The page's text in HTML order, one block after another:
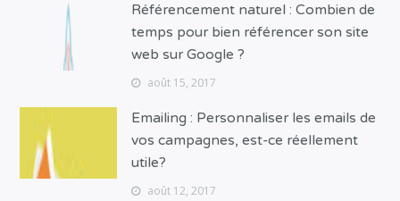
Référencement naturel : Combien de
temps pour bien référencer son site
web sur Google ?
août 15, 2017
Emailing : Personnaliser les emails de
vos campagnes, est-ce réellement
utile?
août 12, 2017